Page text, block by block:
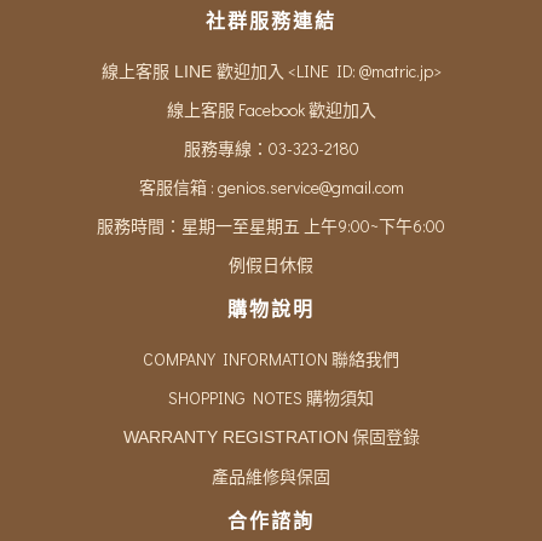
社群服務連結
線上客服 LINE 歡迎加入 <LINE ID: @matric.jp>
線上客服 Facebook 歡迎加入
服務專線：03-323-2180
客服信箱 : genios.service@gmail.com
服務時間：星期一至星期五 上午9:00~下午6:00
例假日休假
購物說明
COMPANY INFORMATION 聯絡我們
SHOPPING NOTES 購物須知
WARRANTY REGISTRATION 保固登錄
產品維修與保固
合作諮詢